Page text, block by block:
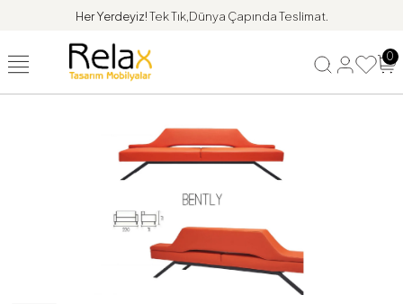
Her Yerdeyiz!Tek Tık,Dünya Çapında Teslimat.
0